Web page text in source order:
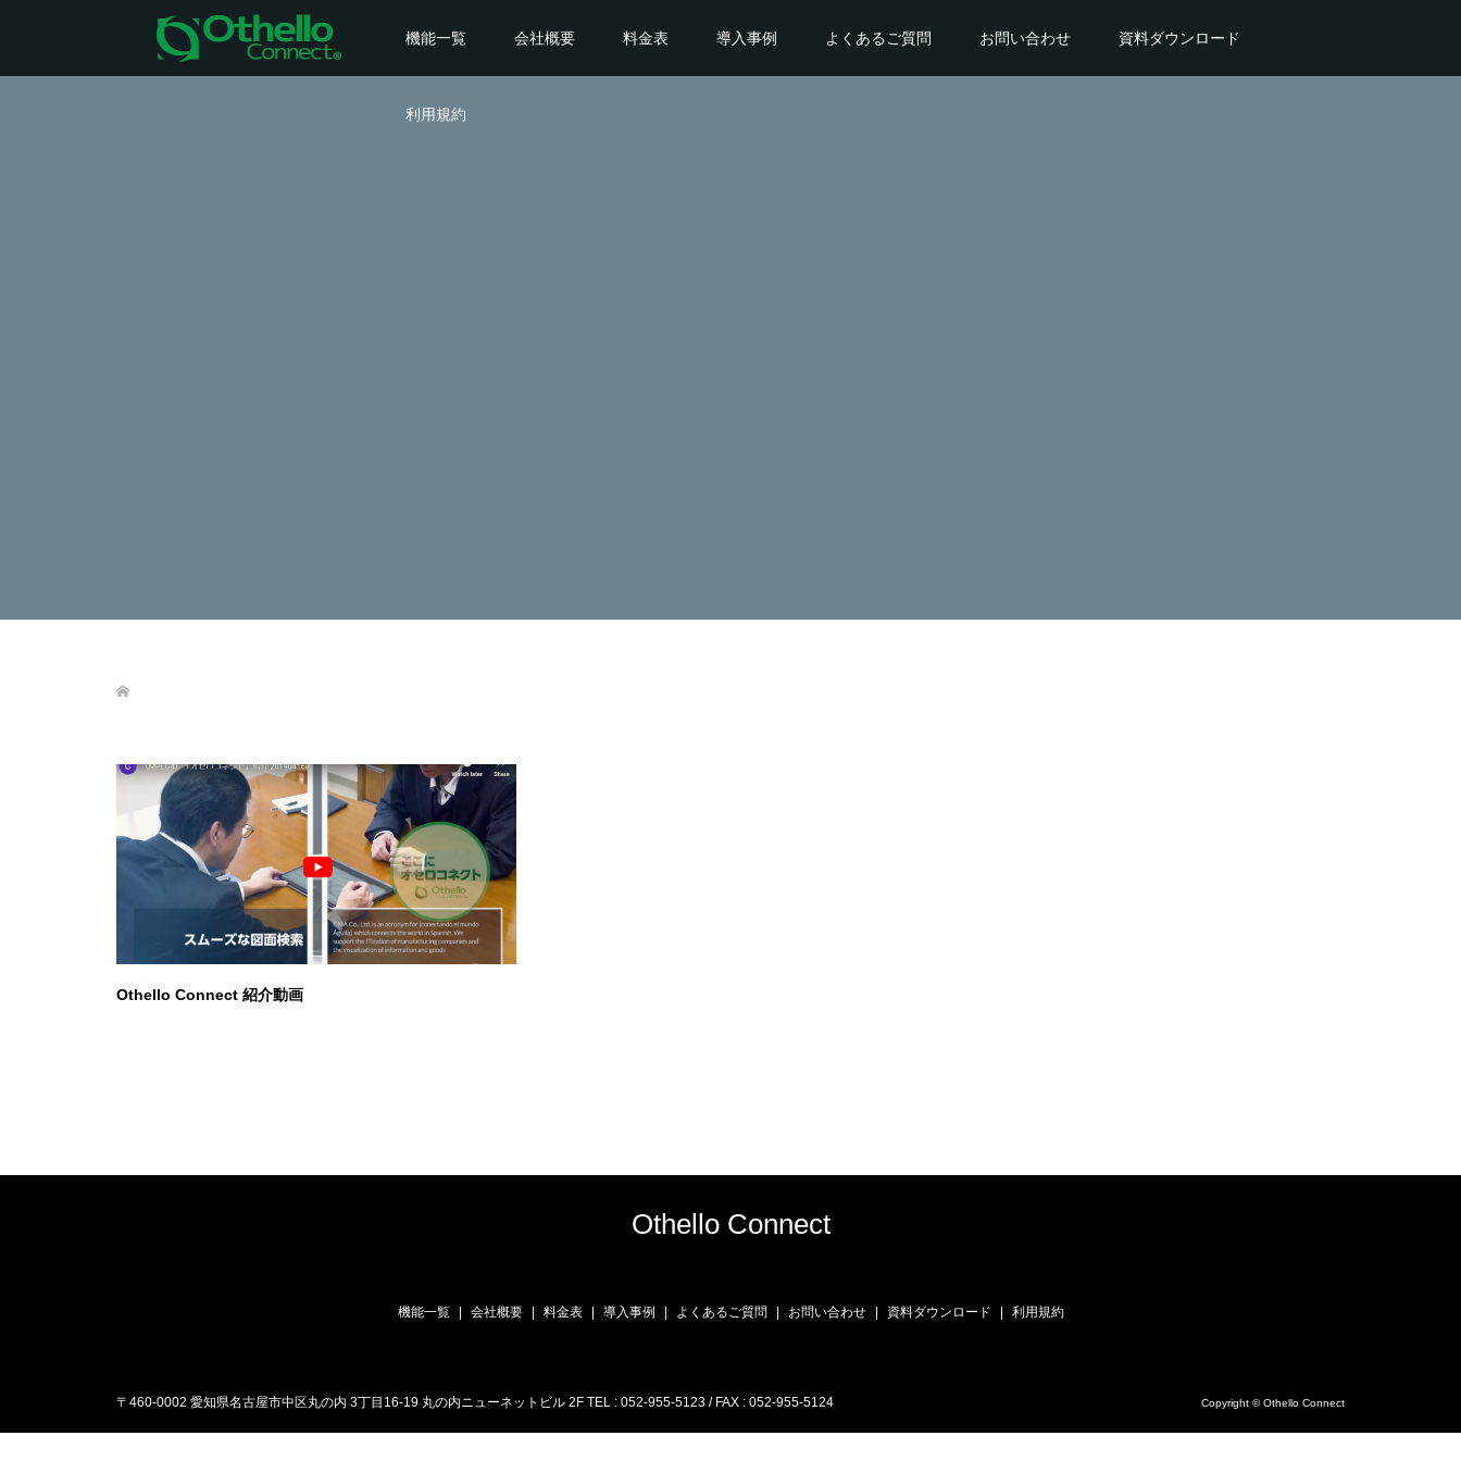
機能一覧 会社概要 料金表 導入事例 よくあるご質問 お問い合わせ 資料ダウンロード
利用規約
Othello Connect 紹介動画
Othello Connect
機能一覧 会社概要 料金表 導入事例 よくあるご質問 お問い合わせ 資料ダウンロード 利用規約
〒460-0002 愛知県名古屋市中区丸の内 3丁目16-19 丸の内ニューネットビル 2F TEL : 052-955-5123 / FAX : 052-955-5124 Copyright © Othello Connect